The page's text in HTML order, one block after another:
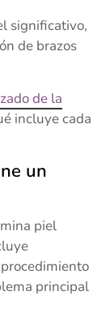
significativo,
de brazos
de la
incluye cada
un
piel
principal